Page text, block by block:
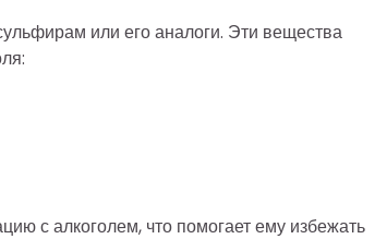
или его аналоги. Эти вещества
с алкоголем, что помогает ему избежать